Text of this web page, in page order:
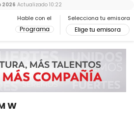
Hable con el
Programa
Selecciona tu emisora
Elige tu emisora
2026 Actualizado 10:22
W